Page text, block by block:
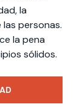
la
personas.
la pena
sólidos.